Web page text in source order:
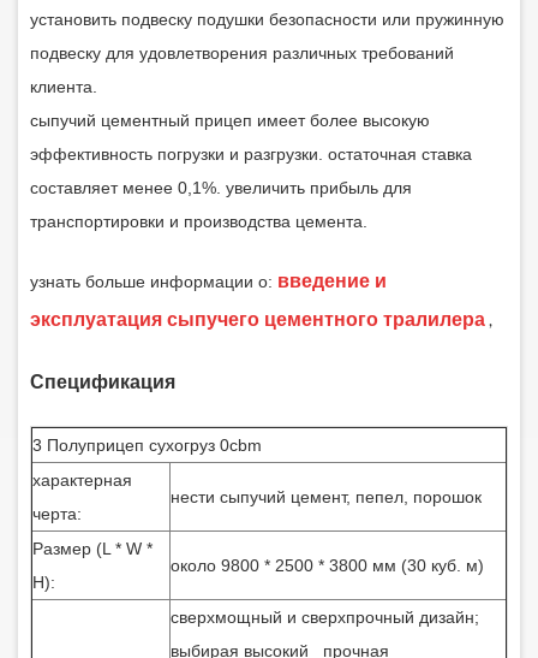
установить подвеску подушки безопасности или пружинную
подвеску для удовлетворения различных требований
клиента.
сыпучий цементный прицеп имеет более высокую
эффективность погрузки и разгрузки. остаточная ставка
составляет менее 0,1%. увеличить прибыль для
транспортировки и производства цемента.
узнать больше информации о: введение и
эксплуатация сыпучего цементного тралилера,
Спецификация
3 Полуприцеп сухогруз 0cbm
характерная
черта:
нести сыпучий цемент, пепел, порошок
Размер (L * W *
H):
около 9800 * 2500 * 3800 мм (30 куб. м)
сверхмощный и сверхпрочный дизайн;
выбирая высокий прочная